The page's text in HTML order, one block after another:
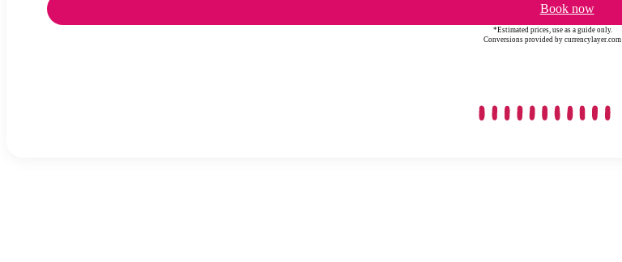
Book now
*Estimated prices, use as a guide only.
Conversions provided by currencylayer.com